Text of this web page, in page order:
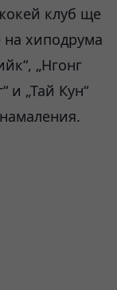
клуб ще
хиподрума
„Нгонг
и „Тай Кун“